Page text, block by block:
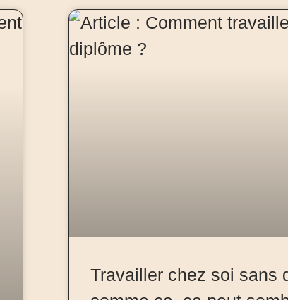
Travailler chez soi sans